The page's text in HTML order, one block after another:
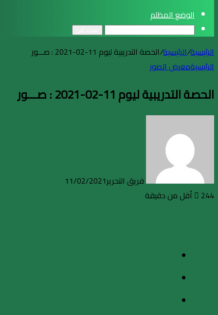
الوضع المظلم
الرئيسية/الرئيسية/الحصة التدريبية ليوم 11-02-2021 : صـــور
الرئيسيةمعرض الصور
الحصة التدريبية ليوم 11-02-2021 : صـــور
فريق التحرير11/02/2021
244
أقل من دقيقة